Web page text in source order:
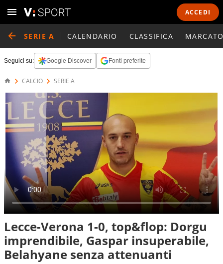
ACCEDI
SERIE A CALENDARIO CLASSIFICA
Seguici su: Google Discover Fonti preferite
CALCIO SERIE A
Lecce-Verona 1-0, top&flop: Dorgu
imprendibile, Gaspar insuperabile,
Belahyane senza attenuanti